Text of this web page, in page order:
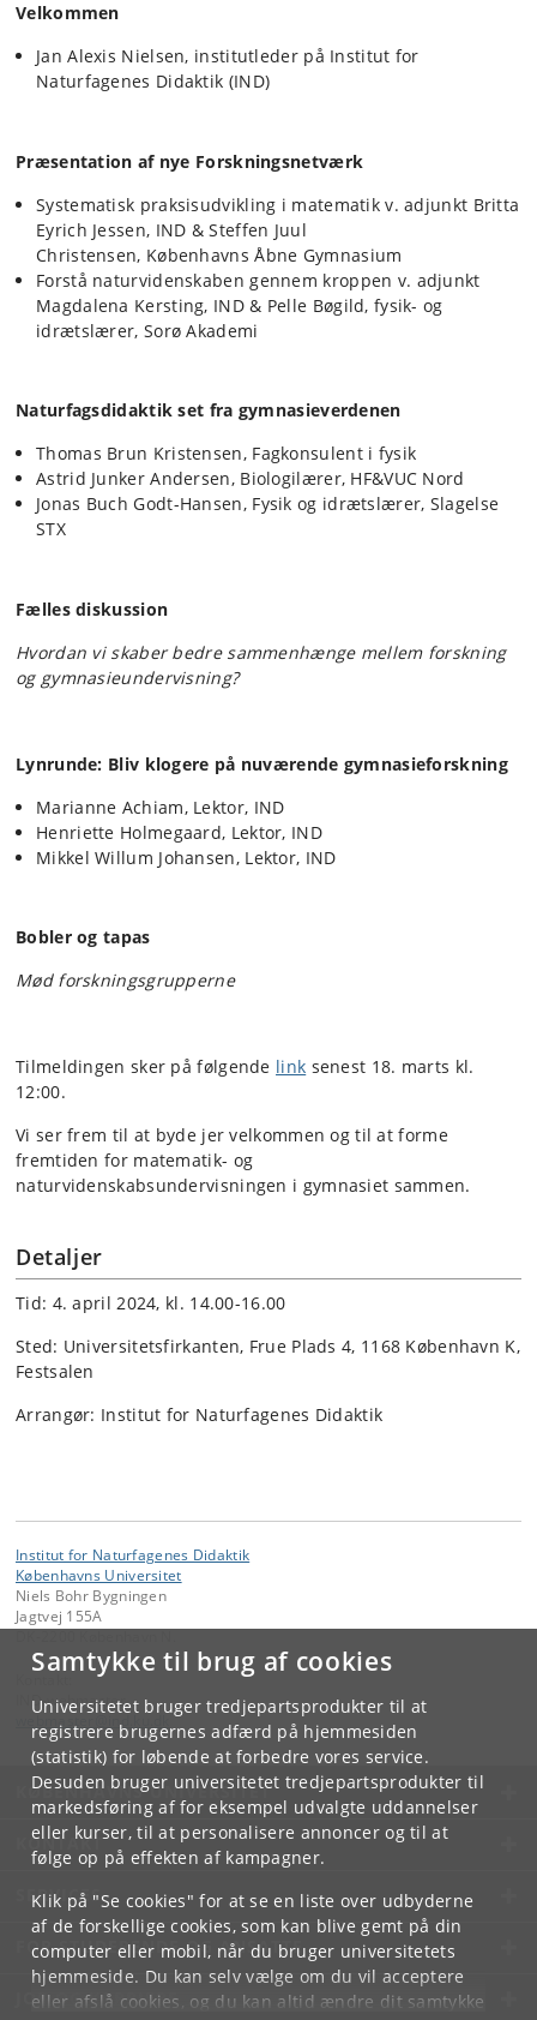
Samtykke til brug af cookies
Universitetet bruger tredjepartsprodukter til at
registrere brugernes adfærd på hjemmesiden
(statistik) for løbende at forbedre vores service.
Desuden bruger universitetet tredjepartsprodukter til
markedsføring af for eksempel udvalgte uddannelser
eller kurser, til at personalisere annoncer og til at
følge op på effekten af kampagner.
Klik på "Se cookies" for at se en liste over udbyderne
af de forskellige cookies, som kan blive gemt på din
computer eller mobil, når du bruger universitetets
hjemmeside. Du kan selv vælge om du vil acceptere
eller afslå cookies, og du kan altid ændre dit samtykke
Velkommen
Jan Alexis Nielsen, institutleder på Institut for
Naturfagenes Didaktik (IND)
Præsentation af nye Forskningsnetværk
Systematisk praksisudvikling i matematik v. adjunkt Britta
Eyrich Jessen, IND &Steffen Juul
Christensen, Københavns Åbne Gymnasium
Forstå naturvidenskaben gennem kroppen v. adjunkt
Magdalena Kersting, IND & Pelle Bøgild, fysik- og
idrætslærer, Sorø Akademi
Naturfagsdidaktik set fra gymnasieverdenen
Thomas Brun Kristensen, Fagkonsulent i fysik
Astrid Junker Andersen, Biologilærer, HF&VUC Nord
Jonas Buch Godt-Hansen, Fysik og idrætslærer, Slagelse
STX
Fælles diskussion
Hvordan vi skaber bedre sammenhænge mellem forskning
og gymnasieundervisning?
Lynrunde: Bliv klogere på nuværende gymnasieforskning
Marianne Achiam, Lektor, IND
Henriette Holmegaard, Lektor, IND
Mikkel Willum Johansen, Lektor, IND
Bobler og tapas
Mød forskningsgrupperne
Tilmeldingen sker på følgende link senest 18. marts kl.
12:00.
Vi ser frem til at byde jer velkommen og til at forme
fremtiden for matematik- og
naturvidenskabsundervisningen i gymnasiet sammen.
Detaljer
Tid: 4. april 2024, kl. 14.00-16.00
Sted: Universitetsfirkanten, Frue Plads 4, 1168 København K,
Festsalen
Arrangør: Institut for Naturfagenes Didaktik
Institut for Naturfagenes Didaktik
Københavns Universitet
Niels Bohr Bygningen
Jagtvej 155A
IND-webmaster
KØBENHAVNS UNIVERSITET
KONTAKT
SERVICES
FOR STUDERENDE OG ANSATTE
JOB OG KARRIERE